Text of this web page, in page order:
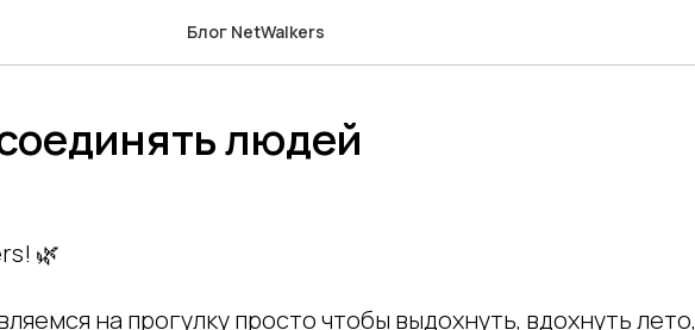
Блог NetWalkers
людей
🌿
на прогулку просто чтобы выдохнуть, вдохнуть лето,